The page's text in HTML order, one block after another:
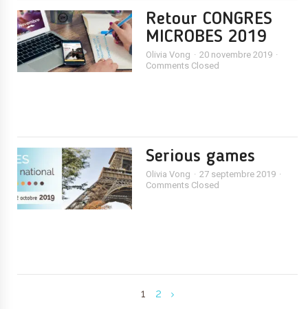
Retour CONGRES
MICROBES 2019
Olivia Vong
20 novembre 2019
Comments Closed
Serious games
Olivia Vong
27 septembre 2019
Comments Closed
1 2